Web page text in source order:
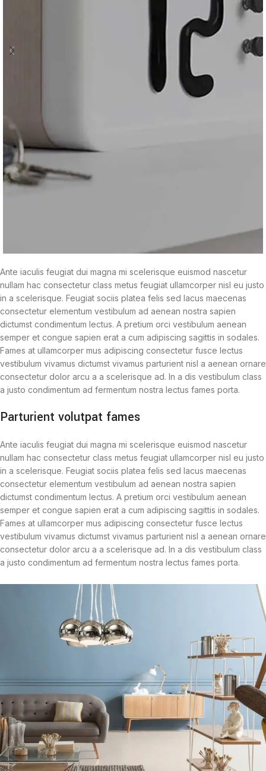
Ante iaculis feugiat dui magna mi scelerisque euismod nascetur
nullam hac consectetur class metus feugiat ullamcorper nisl eu justo
in a scelerisque. Feugiat sociis platea felis sed lacus maecenas
consectetur elementum vestibulum ad aenean nostra sapien
dictumst condimentum lectus. A pretium orci vestibulum aenean
semper et congue sapien erat a cum adipiscing sagittis in sodales.
Fames at ullamcorper mus adipiscing consectetur fusce lectus
vestibulum vivamus dictumst vivamus parturient nisl a aenean ornare
consectetur dolor arcu a a scelerisque ad. In a dis vestibulum class
a justo condimentum ad fermentum nostra lectus fames porta.
Parturient volutpat fames
Ante iaculis feugiat dui magna mi scelerisque euismod nascetur
nullam hac consectetur class metus feugiat ullamcorper nisl eu justo
in a scelerisque. Feugiat sociis platea felis sed lacus maecenas
consectetur elementum vestibulum ad aenean nostra sapien
dictumst condimentum lectus. A pretium orci vestibulum aenean
semper et congue sapien erat a cum adipiscing sagittis in sodales.
Fames at ullamcorper mus adipiscing consectetur fusce lectus
vestibulum vivamus dictumst vivamus parturient nisl a aenean ornare
consectetur dolor arcu a a scelerisque ad. In a dis vestibulum class
a justo condimentum ad fermentum nostra lectus fames porta.